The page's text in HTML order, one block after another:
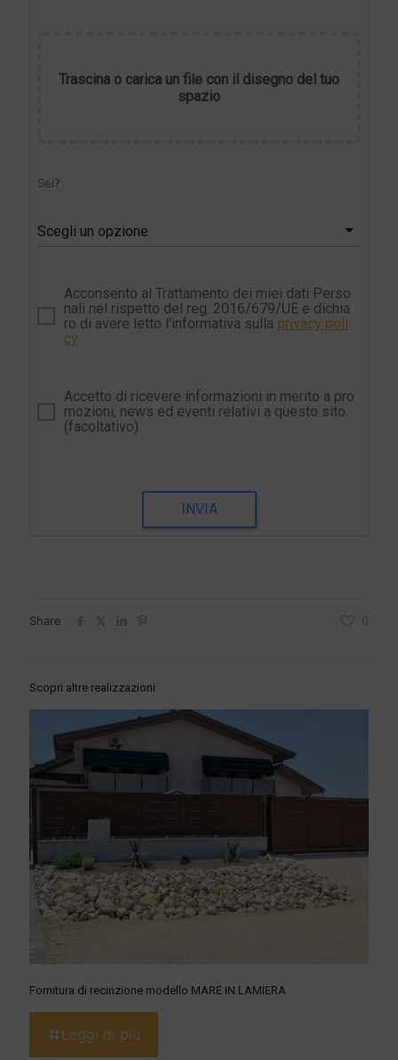
Trascina o carica un file con il disegno del tuo
spazio
Sei?
Scegli un opzione
Acconsento al Trattamento dei miei dati Perso
nali nel rispetto del reg. 2016/679/UE e dichia
ro di avere letto l'informativa sulla privacy poli
cy
Accetto di ricevere informazioni in merito a pro
mozioni, news ed eventi relativi a questo sito.
(facoltativo)
INVIA
Share 0
Scopri altre realizzazioni
Fornitura di recinzione modello MARE IN LAMIERA
Leggi di più